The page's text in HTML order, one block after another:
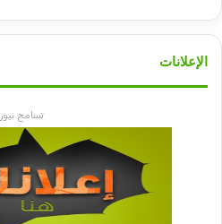
الإعلانات
تسامح نيوز